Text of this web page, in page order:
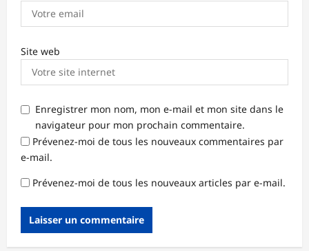
Site web
Enregistrer mon nom, mon e-mail et mon site dans le
navigateur pour mon prochain commentaire.
Prévenez-moi de tous les nouveaux commentaires par
e-mail.
Prévenez-moi de tous les nouveaux articles par e-mail.